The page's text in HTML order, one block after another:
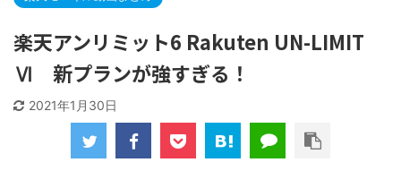
楽天アンリミット6 Rakuten UN-LIMIT
Ⅵ 新プランが強すぎる！
2021年1月30日